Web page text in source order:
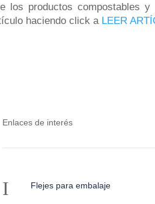
productos compostables y
haciendo click a LEER
Enlaces de interés
I Flejes para embalaje